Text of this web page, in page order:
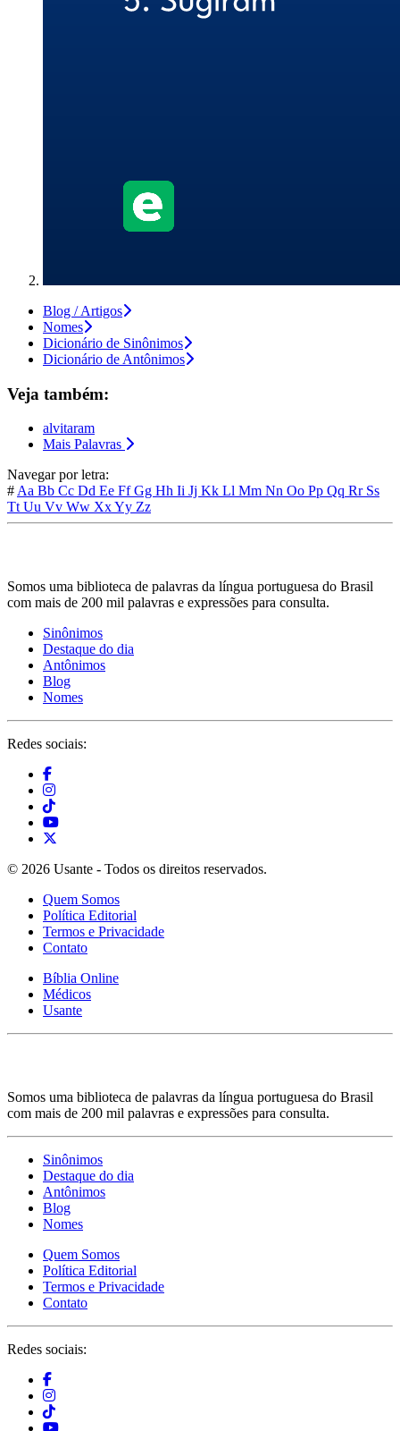
Blog / Artigos
Nomes
Dicionário de Sinônimos
Dicionário de Antônimos
Veja também:
alvitaram
Mais Palavras
Navegar por letra:
# Aa Bb Cc Dd Ee FfGg Hh Ii Jj Kk Ll Mm Nn Oo Pp Qq Rr Ss
Tt Uu Vv Ww XxYy Zz
Somos uma biblioteca de palavras da língua portuguesa do Brasil
com mais de 200 mil palavras e expressões para consulta.
Sinônimos
Destaque do dia
Antônimos
Blog
Nomes
Redes sociais:
© 2026 Usante - Todos os direitos reservados.
Quem Somos
Política Editorial
Termos e Privacidade
Contato
Bíblia Online
Médicos
Usante
Somos uma biblioteca de palavras da língua portuguesa do Brasil
com mais de 200 mil palavras e expressões para consulta.
Sinônimos
Destaque do dia
Antônimos
Blog
Nomes
Quem Somos
Política Editorial
Termos e Privacidade
Contato
Redes sociais: